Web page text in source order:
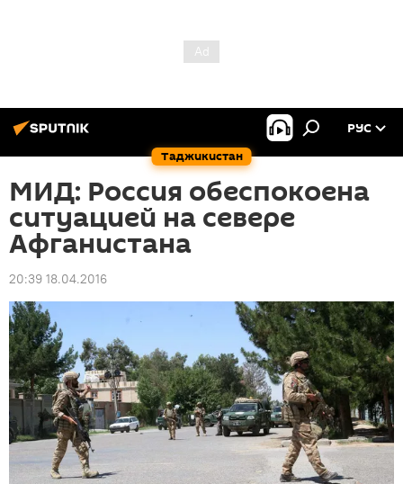
Таджикистан
РУС
МИД: Россия обеспокоена
ситуацией на севере
Афганистана
20:39 18.04.2016